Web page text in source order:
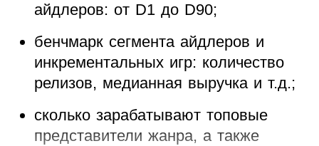
айдлеров: от D1 до D90;
бенчмарк сегмента айдлеров и
инкрементальных игр: количество
релизов, медианная выручка и т.д.;
сколько зарабатывают топовые
представители жанра, а также